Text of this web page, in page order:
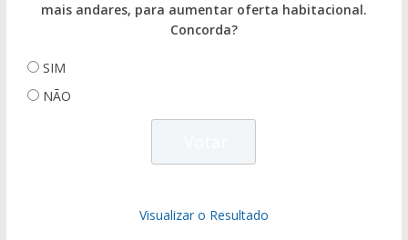
mais andares, para aumentar oferta habitacional.
Concorda?
SIM
NÃO
Visualizar o Resultado